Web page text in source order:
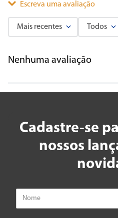
Escreva uma avaliação
Título
Seu nome
Mais recentes Todos
Nenhuma avaliação
Cadastre-se
nossos